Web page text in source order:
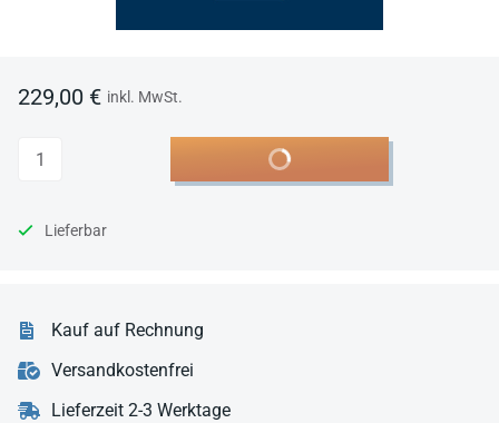
229,00 € inkl. MwSt.
Anzahl In den Warenkorb
Lieferbar
Kauf auf Rechnung
Versandkostenfrei
Lieferzeit 2-3 Werktage